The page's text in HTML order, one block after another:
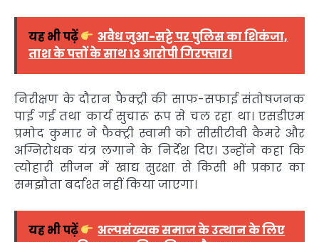
यह भी पढ़ें
अवैध जुआ-सट्टे पर पुलिस का शिकंजा,
ताश के पत्तों के साथ 13 आरोपी गिरफ्तार।
निरीक्षण के दौरान फैक्ट्री की साफ-सफाई संतोषजनक
पाई गई तथा कार्य सुचारू रूप से चल रहा था। एसडीएम
प्रमोद कुमार ने फैक्ट्री स्वामी को सीसीटीवी कैमरे और
अग्निरोधक यंत्र लगाने के निर्देश दिए। उन्होंने कहा कि
त्योहारी सीजन में खाद्य सुरक्षा से किसी भी प्रकार का
समझौता बर्दाश्त नहीं किया जाएगा।
यह भी पढ़ें
अल्पसंख्यक समाज के उत्थान के लिए